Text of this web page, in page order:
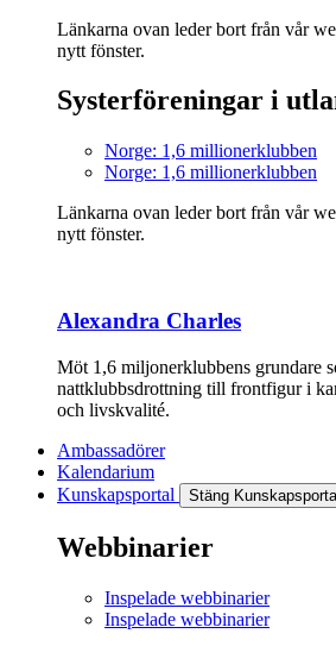
Länkarna ovan leder bort från vår
nytt fönster.
Systerföreningar i
Norge: 1,6 millionerklubben
Norge: 1,6 millionerklubben
Länkarna ovan leder bort från vår
nytt fönster.
Alexandra Charles
Möt 1,6 miljonerklubbens grundare
nattklubbsdrottning till frontfigur i
och livskvalité.
Ambassadörer
Kalendarium
Kunskapsportal
Stäng Kunskapsportal
Webbinarier
Inspelade webbinarier
Inspelade webbinarier